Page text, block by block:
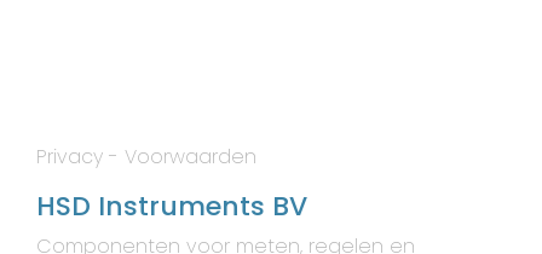
Privacy - Voorwaarden
HSD Instruments BV
Componenten voor meten, regelen en